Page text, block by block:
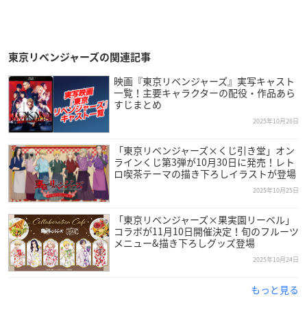
東京リベンジャーズの関連記事
映画『東京リベンジャーズ』実写キャスト
一覧！主要キャラクターの配役・作品あら
すじまとめ
2025年10月26日
「東京リベンジャーズ×くじ引き堂」オン
ラインくじ第3弾が10月30日に発売！レト
ロ喫茶テーマの描き下ろしイラストが登場
2025年10月25日
「東京リベンジャーズ×果実園リーベル」
コラボが11月10日開催決定！旬のフルーツ
メニュー&描き下ろしグッズ登場
2025年10月24日
もっと見る